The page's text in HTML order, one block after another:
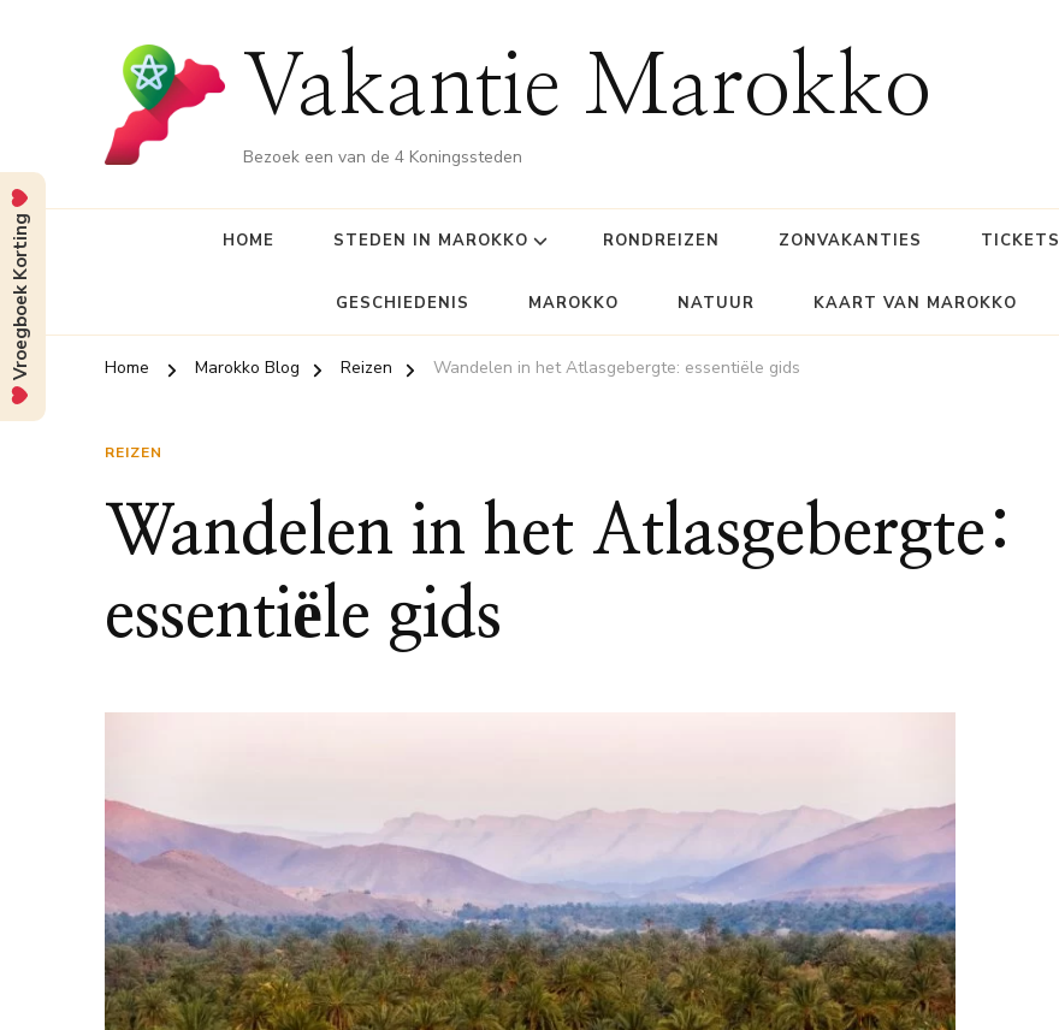
Vakantie Marokko
Bezoek een van de 4 Koningssteden
HOME STEDEN IN MAROKKO RONDREIZEN ZONVAKANTIES TICKETS
GESCHIEDENIS MAROKKO NATUUR KAART VAN MAROKKO
Home Marokko Blog Reizen Wandelen in het Atlasgebergte: essentiële gids
REIZEN
Wandelen in het Atlasgebergte:
essentiële gids
Vroegboek Korting